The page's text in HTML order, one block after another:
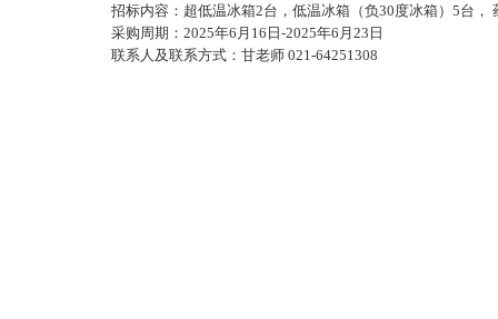
招标内容：超低温冰箱2台，低温冰箱（负30度冰箱）5台
采购周期：2025年6月16日-2025年6月23日
联系人及联系方式：甘老师 021-64251308